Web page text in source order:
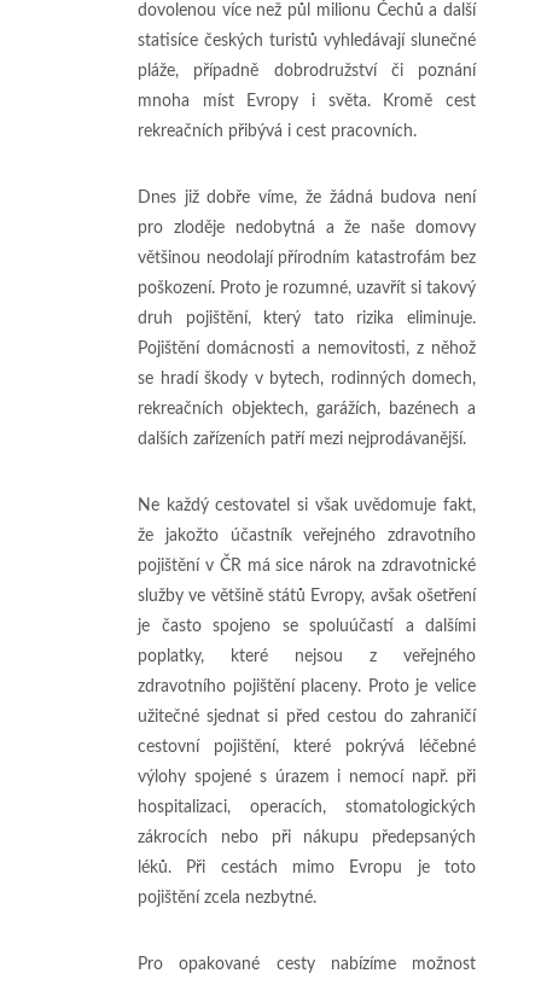
dovolenou více než půl milionu Čechů a další
statisíce českých turistů vyhledávají slunečné
pláže, případně dobrodružství či poznání
mnoha míst Evropy i světa. Kromě cest
rekreačních přibývá i cest pracovních.
Dnes již dobře víme, že žádná budova není
pro zloděje nedobytná a že naše domovy
většinou neodolají přírodním katastrofám bez
poškození. Proto je rozumné, uzavřít si takový
druh pojištění, který tato rizika eliminuje.
Pojištění domácnosti a nemovitosti, z něhož
se hradí škody v bytech, rodinných domech,
rekreačních objektech, garážích, bazénech a
dalších zařízeních patří mezi nejprodávanější.
Ne každý cestovatel si však uvědomuje fakt,
že jakožto účastník veřejného zdravotního
pojištění v ČR má sice nárok na zdravotnické
služby ve většině států Evropy, avšak ošetření
je často spojeno se spoluúčastí a dalšími
poplatky, které nejsou z veřejného
zdravotního pojištění placeny. Proto je velice
užitečné sjednat si před cestou do zahraničí
cestovní pojištění, které pokrývá léčebné
výlohy spojené s úrazem i nemocí např. při
hospitalizaci, operacích, stomatologických
zákrocích nebo při nákupu předepsaných
léků. Při cestách mimo Evropu je toto
pojištění zcela nezbytné.
Pro opakované cesty nabízíme možnost